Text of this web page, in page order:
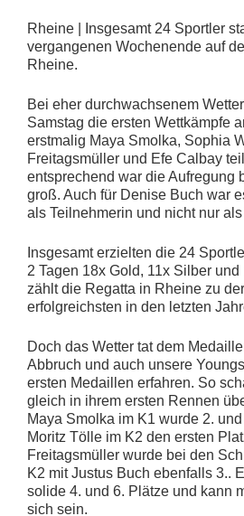
Rheine | Insgesamt 24 Sportler
vergangenen Wochenende auf
Rheine.
Bei eher durchwachsenem
Samstag die ersten Wettkämpfe
erstmalig Maya Smolka, Sophia
Freitagsmüller und Efe Calbay
entsprechend war die Aufregung
groß. Auch für Denise Buch war
als Teilnehmerin und nicht nur
Insgesamt erzielten die 24
2 Tagen 18x Gold, 11x Silber
zählt die Regatta in Rheine zu
erfolgreichsten in den letzten
Doch das Wetter tat dem
Abbruch und auch unsere
ersten Medaillen erfahren. So
gleich in ihrem ersten Rennen
Maya Smolka im K1 wurde 2.
Moritz Tölle im K2 den ersten
Freitagsmüller wurde bei den
K2 mit Justus Buch ebenfalls 3..
solide 4. und 6. Plätze und kann
sich sein.